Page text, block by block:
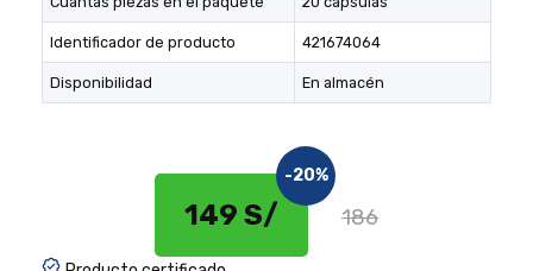
Identificador de producto 421674064
Disponibilidad En almacén
149 S/
-20%
186